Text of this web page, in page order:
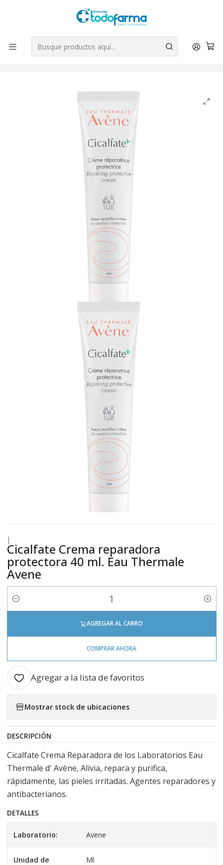
Tus compras tienen envío GRATIS por Rappi - Atención exclusiva
para Chile | WhatsApp +56
Leer más
Inicio Belleza
Cicalfate Crema reparadora protectora 40 ml. Eau Thermale
|
Cicalfate Crema reparadora
protectora 40 ml. Eau Thermale
Avene
Cantidad
AGREGAR AL CARRO
COMPRAR AHORA
Agregar a la lista de favoritos
Mostrar stock de ubicaciones
DESCRIPCIÓN
Cicalfate Crema Reparadora de los Laboratorios Eau
Thermale d' Avène, Alivia, repara y purifica,
rápidamente, las pieles irritadas. Agentes reparadores y
antibacterianos.
DETALLES
Laboratorio: Avene
Unidad de
Ml